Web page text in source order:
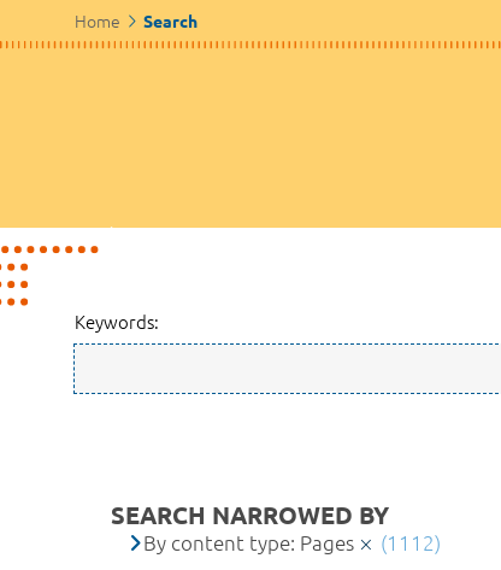
Home Search
Keywords:
SEARCH NARROWED BY
By content type: Pages (1112)